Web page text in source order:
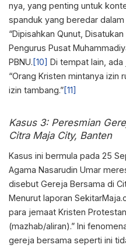
nya, yang penting untuk
spanduk yang beredar dalam
“Dipisahkan Qunut,
Pengurus Pusat
PBNU. [10] Di tempat lain,
“Orang Kristen mintanya izin
izin tambang.”[11]
Kasus 3: Peresmian
Citra Maja City, Banten
Kasus ini bermula pada 25
Agama Nasarudin Umar
disebut Gereja Bersama di
Menurut laporan
para jemaat Kristen
(mazhab/aliran).” Ini
gereja bersama seperti ini